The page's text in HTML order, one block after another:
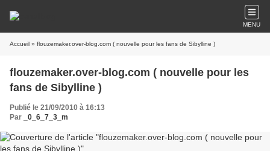
MENU
Accueil » flouzemaker.over-blog.com ( nouvelle pour les fans de Sibylline )
flouzemaker.over-blog.com ( nouvelle pour les
fans de Sibylline )
Publié le 21/09/2010 à 16:13
Par
_0_6_7_3_m